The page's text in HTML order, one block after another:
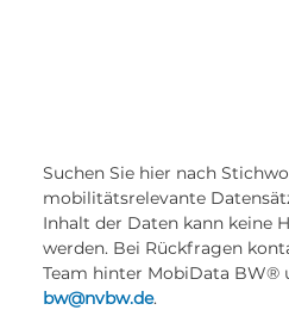
Suchen Sie hier nach
mobilitätsrelevante
Inhalt der Daten kann keine
werden. Bei Rückfragen
Team hinter MobiData BW®
bw@nvbw.de.